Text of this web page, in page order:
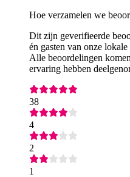
Hoe verzamelen we
Dit zijn geverifieerde
én gasten van onze
Alle beoordelingen
ervaring hebben
38
4
2
1